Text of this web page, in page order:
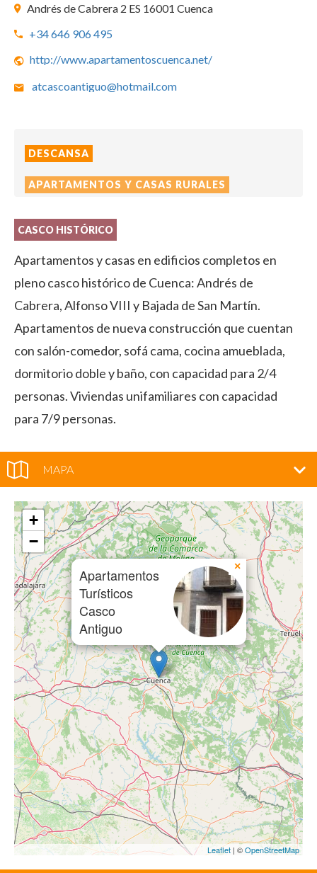
Andrés de Cabrera 2 ES 16001 Cuenca
+34 646 906 495
http://www.apartamentoscuenca.net/
atcascoantiguo@hotmail.com
DESCANSA
APARTAMENTOS Y CASAS RURALES
CASCO HISTÓRICO
Apartamentos y casas en edificios completos en
pleno casco histórico de Cuenca: Andrés de
Cabrera, Alfonso VIII y Bajada de San Martín.
Apartamentos de nueva construcción que cuentan
con salón-comedor, sofá cama, cocina amueblada,
dormitorio doble y baño, con capacidad para 2/4
personas. Viviendas unifamiliares con capacidad
para 7/9 personas.
MAPA
Apartamentos
Turísticos
Casco
Antiguo
×
+
−
Leaflet | ©OpenStreetMap